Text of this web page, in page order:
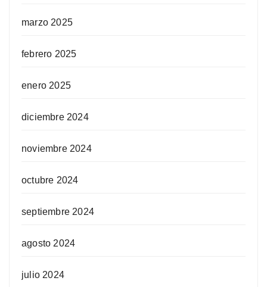
marzo 2025
febrero 2025
enero 2025
diciembre 2024
noviembre 2024
octubre 2024
septiembre 2024
agosto 2024
julio 2024